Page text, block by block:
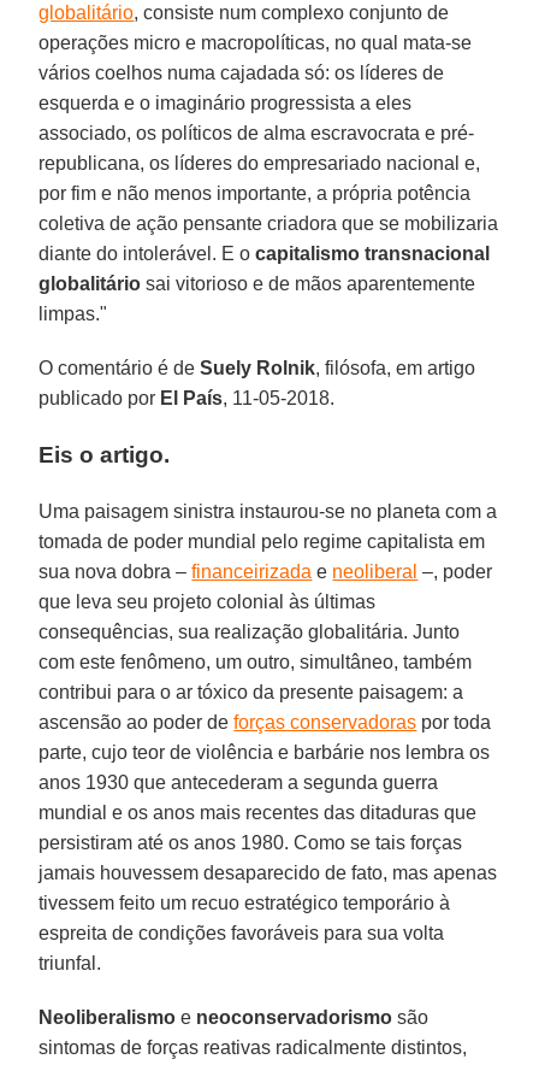
globalitário, consiste num complexo conjunto de
operações micro e macropolíticas, no qual mata-se
vários coelhos numa cajadada só: os líderes de
esquerda e o imaginário progressista a eles
associado, os políticos de alma escravocrata e pré-
republicana, os líderes do empresariado nacional e,
por fim e não menos importante, a própria potência
coletiva de ação pensante criadora que se mobilizaria
diante do intolerável. E ocapitalismo transnacional
globalitário sai vitorioso e de mãos aparentemente
limpas."
O comentário é de Suely Rolnik, filósofa, em artigo
publicado por El País, 11-05-2018.
Eis o artigo.
Uma paisagem sinistra instaurou-se no planeta com a
tomada de poder mundial pelo regime capitalista em
sua nova dobra –financeirizada e neoliberal –, poder
que leva seu projeto colonial às últimas
consequências, sua realização globalitária. Junto
com este fenômeno, um outro, simultâneo, também
contribui para o ar tóxico da presente paisagem: a
ascensão ao poder deforças conservadoras por toda
parte, cujo teor de violência e barbárie nos lembra os
anos 1930 que antecederam a segunda guerra
mundial e os anos mais recentes das ditaduras que
persistiram até os anos 1980. Como se tais forças
jamais houvessem desaparecido de fato, mas apenas
tivessem feito um recuo estratégico temporário à
espreita de condições favoráveis para sua volta
triunfal.
Neoliberalismo e neoconservadorismo são
sintomas de forças reativas radicalmente distintos,